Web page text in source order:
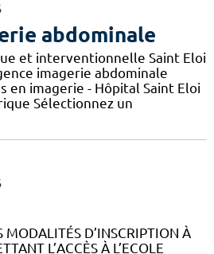
abdominale
et interventionnelle Saint Eloi
imagerie abdominale
en imagerie - Hôpital Saint Eloi
Sélectionnez un
MODALITÉS D’INSCRIPTION À
L’ACCÈS À L’ECOLE